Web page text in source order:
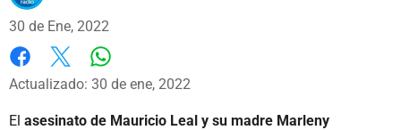
30 de Ene, 2022
Facebook
X
Actualizado: 30 de ene, 2022
El asesinato de Mauricio Leal y su madre Marleny